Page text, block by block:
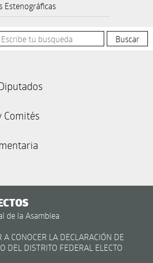
Estenográficas
Comités
de la Asamblea
CONOCER LA DECLARACIÓN DE
DEL DISTRITO FEDERAL ELECTO